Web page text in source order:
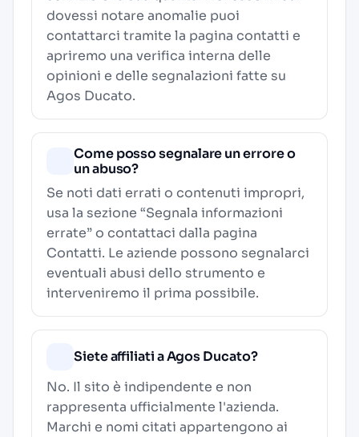
dovessi notare anomalie puoi
contattarci tramite la pagina contatti e
apriremo una verifica interna delle
opinioni e delle segnalazioni fatte su
Agos Ducato.
Come posso segnalare un errore o
un abuso?
Se noti dati errati o contenuti impropri,
usa la sezione “Segnala informazioni
errate” o contattaci dalla pagina
Contatti. Le aziende possono segnalarci
eventuali abusi dello strumento e
interveniremo il prima possibile.
Siete affiliati a Agos Ducato?
No. Il sito è indipendente e non
rappresenta ufficialmente l'azienda.
Marchi e nomi citati appartengono ai